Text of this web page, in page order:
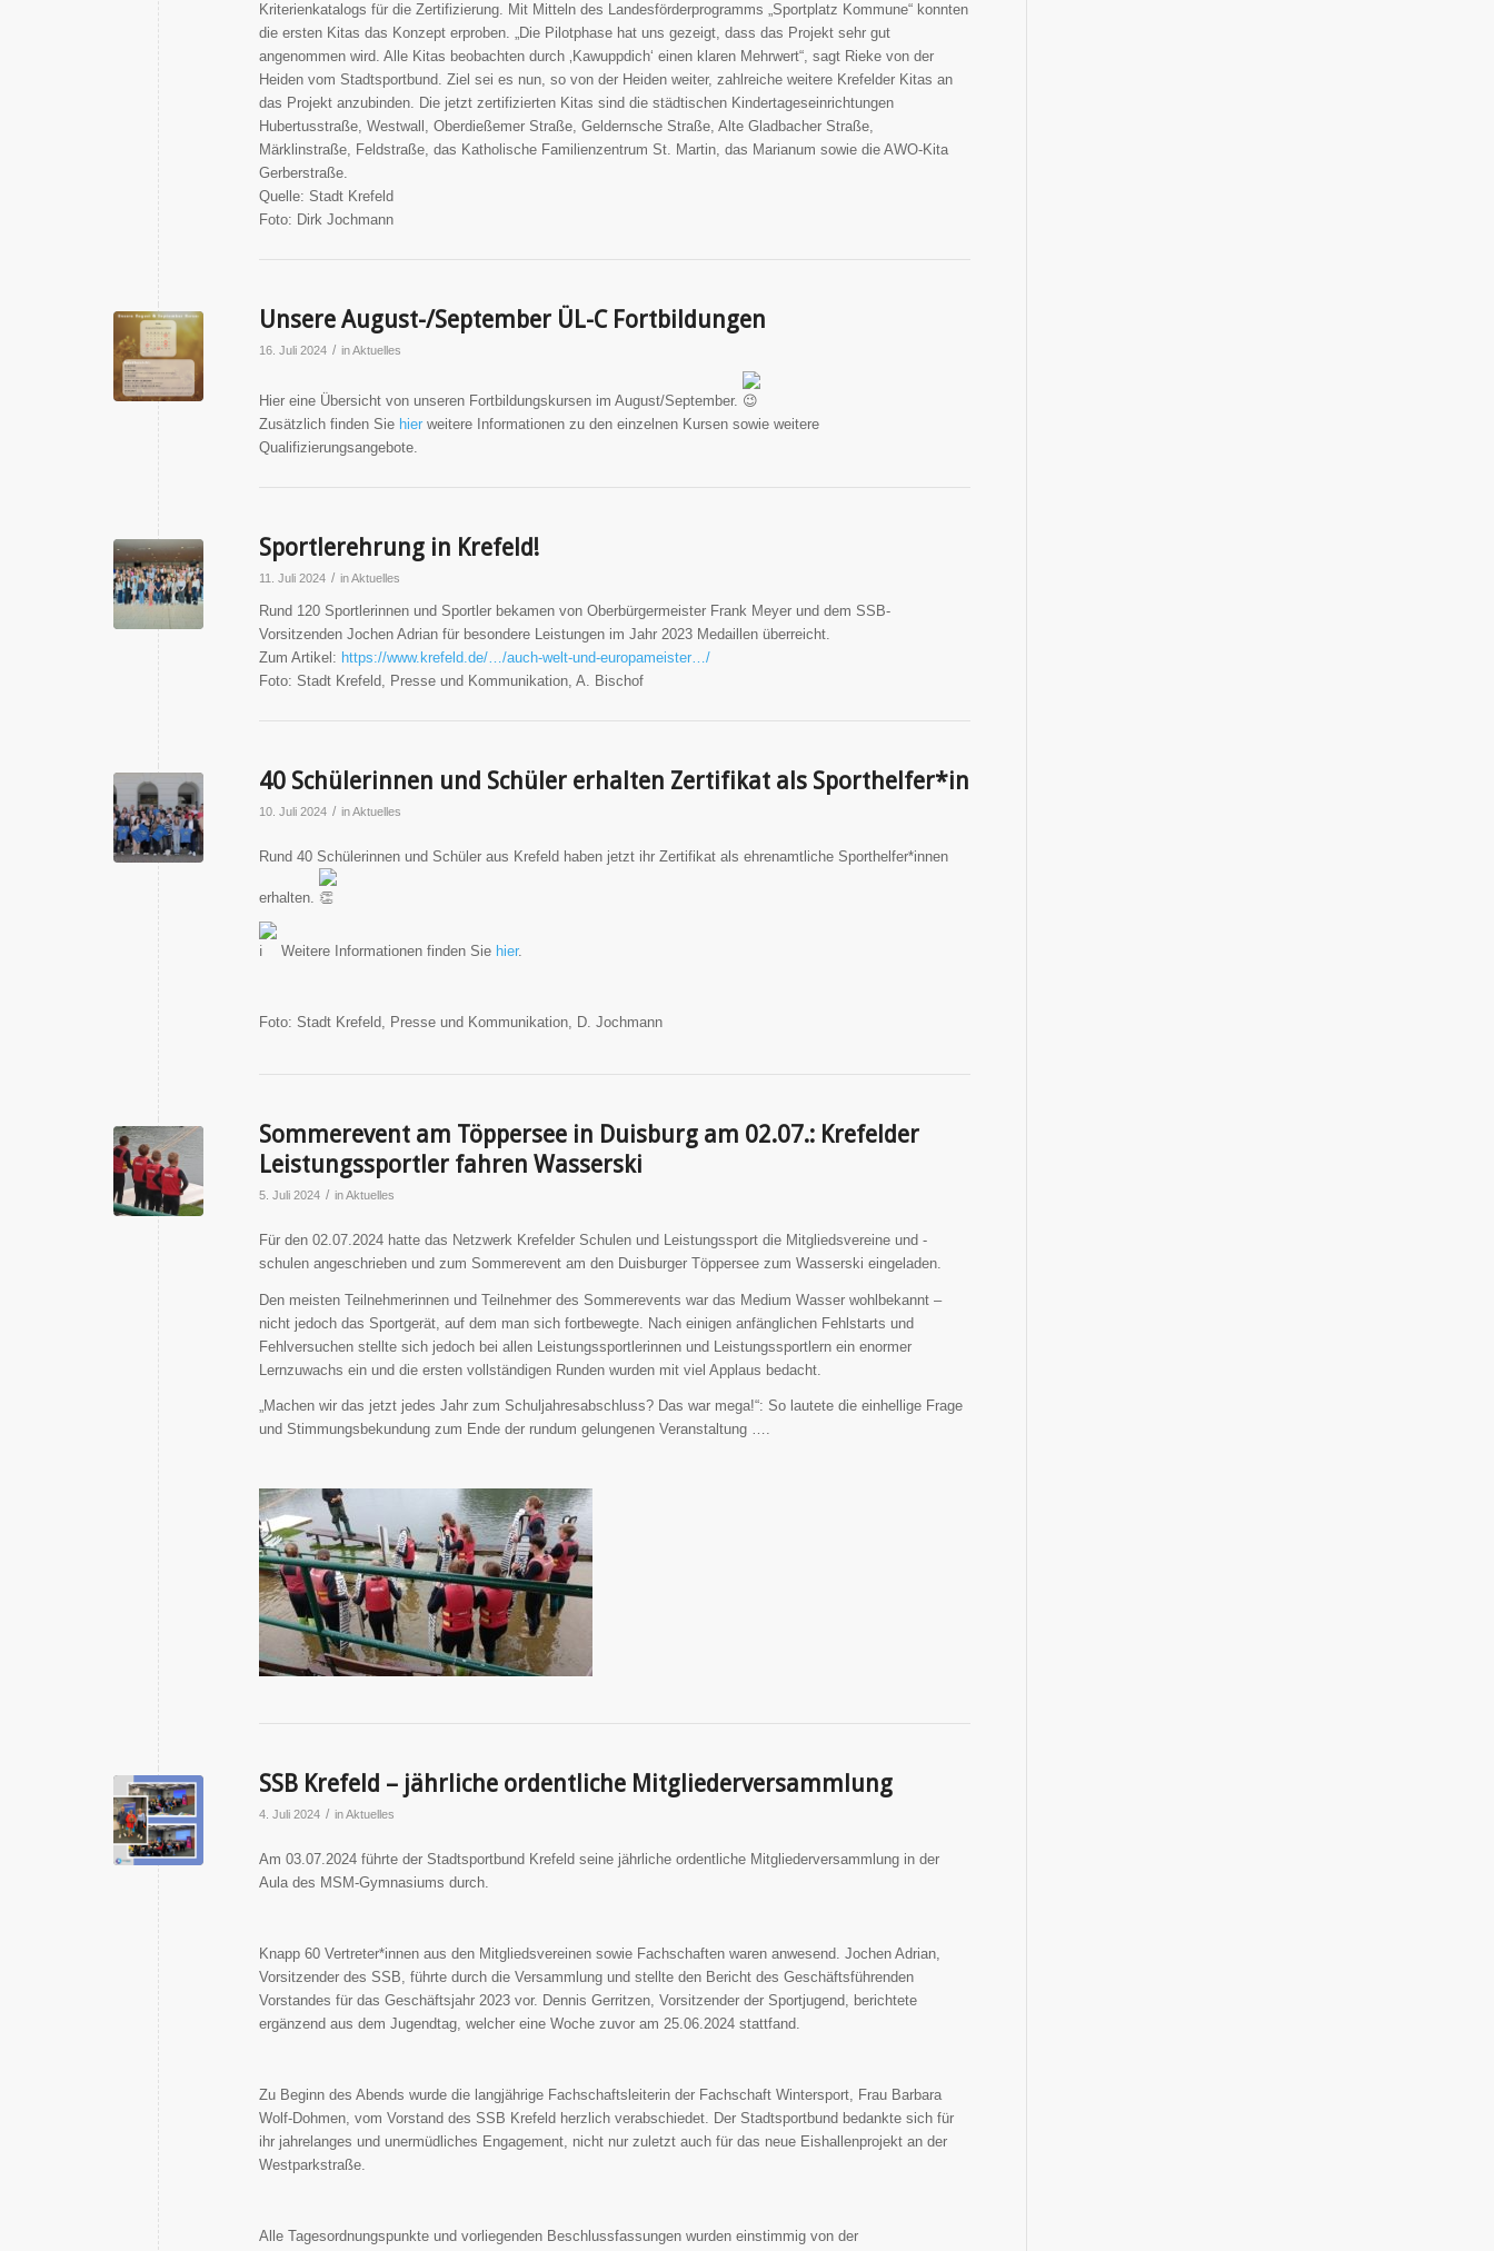
Kriterienkatalogs für die Zertifizierung. Mit Mitteln des Landesförderprogramms „Sportplatz Kommune“ konnten
die ersten Kitas das Konzept erproben. „Die Pilotphase hat uns gezeigt, dass das Projekt sehr gut
angenommen wird. Alle Kitas beobachten durch ‚Kawuppdich‘ einen klaren Mehrwert“, sagt Rieke von der
Heiden vom Stadtsportbund. Ziel sei es nun, so von der Heiden weiter, zahlreiche weitere Krefelder Kitas an
das Projekt anzubinden. Die jetzt zertifizierten Kitas sind die städtischen Kindertageseinrichtungen
Hubertusstraße, Westwall, Oberdießemer Straße, Geldernsche Straße, Alte Gladbacher Straße,
Märklinstraße, Feldstraße, das Katholische Familienzentrum St. Martin, das Marianum sowie die AWO-Kita
Gerberstraße.
Quelle: Stadt Krefeld
Foto: Dirk Jochmann
Unsere August-/September ÜL-C Fortbildungen
16. Juli 2024 / inAktuelles
Hier eine Übersicht von unseren Fortbildungskursen im August/September.
Zusätzlich finden Sie hier weitere Informationen zu den einzelnen Kursen sowie weitere
Qualifizierungsangebote.
Sportlerehrung in Krefeld!
11. Juli 2024 / inAktuelles
Rund 120 Sportlerinnen und Sportler bekamen von Oberbürgermeister Frank Meyer und dem SSB-
Vorsitzenden Jochen Adrian für besondere Leistungen im Jahr 2023 Medaillen überreicht.
Zum Artikel: https://www.krefeld.de/…/auch-welt-und-europameister…/
Foto: Stadt Krefeld, Presse und Kommunikation, A. Bischof
40 Schülerinnen und Schüler erhalten Zertifikat als Sporthelfer*in
10. Juli 2024 / inAktuelles
Rund 40 Schülerinnen und Schüler aus Krefeld haben jetzt ihr Zertifikat als ehrenamtliche Sporthelfer*innen
erhalten.
Weitere Informationen finden Sie hier.
Foto: Stadt Krefeld, Presse und Kommunikation, D. Jochmann
Sommerevent am Töppersee in Duisburg am 02.07.: Krefelder
Leistungssportler fahren Wasserski
5. Juli 2024 / inAktuelles
Für den 02.07.2024 hatte das Netzwerk Krefelder Schulen und Leistungssport die Mitgliedsvereine und -
schulen angeschrieben und zum Sommerevent am den Duisburger Töppersee zum Wasserski eingeladen.
Den meisten Teilnehmerinnen und Teilnehmer des Sommerevents war das Medium Wasser wohlbekannt –
nicht jedoch das Sportgerät, auf dem man sich fortbewegte. Nach einigen anfänglichen Fehlstarts und
Fehlversuchen stellte sich jedoch bei allen Leistungssportlerinnen und Leistungssportlern ein enormer
Lernzuwachs ein und die ersten vollständigen Runden wurden mit viel Applaus bedacht.
„Machen wir das jetzt jedes Jahr zum Schuljahresabschluss? Das war mega!“: So lautete die einhellige Frage
und Stimmungsbekundung zum Ende der rundum gelungenen Veranstaltung ….
SSB Krefeld – jährliche ordentliche Mitgliederversammlung
4. Juli 2024 / inAktuelles
Am 03.07.2024 führte der Stadtsportbund Krefeld seine jährliche ordentliche Mitgliederversammlung in der
Aula des MSM-Gymnasiums durch.
Knapp 60 Vertreter*innen aus den Mitgliedsvereinen sowie Fachschaften waren anwesend. Jochen Adrian,
Vorsitzender des SSB, führte durch die Versammlung und stellte den Bericht des Geschäftsführenden
Vorstandes für das Geschäftsjahr 2023 vor. Dennis Gerritzen, Vorsitzender der Sportjugend, berichtete
ergänzend aus dem Jugendtag, welcher eine Woche zuvor am 25.06.2024 stattfand.
Zu Beginn des Abends wurde die langjährige Fachschaftsleiterin der Fachschaft Wintersport, Frau Barbara
Wolf-Dohmen, vom Vorstand des SSB Krefeld herzlich verabschiedet. Der Stadtsportbund bedankte sich für
ihr jahrelanges und unermüdliches Engagement, nicht nur zuletzt auch für das neue Eishallenprojekt an der
Westparkstraße.
Alle Tagesordnungspunkte und vorliegenden Beschlussfassungen wurden einstimmig von der